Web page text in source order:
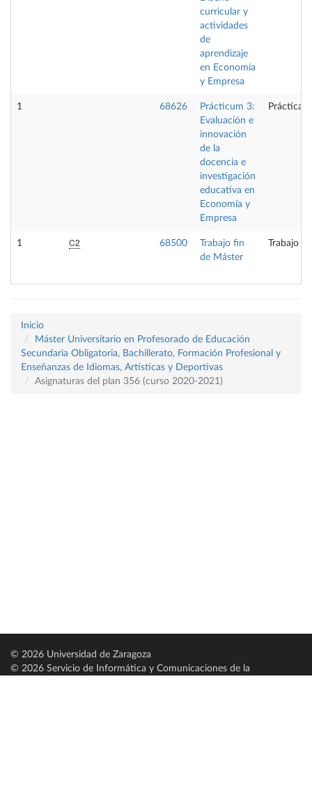
curricular y
actividades
de
aprendizaje
en Economía
y Empresa
1 68626
Prácticum 3:
Evaluación e
innovación
de la
docencia e
investigación
educativa en
Economía y
Empresa
Prácticas
1 C2 68500
Trabajo fin
de Máster
Trabajo
Inicio
Máster Universitario en Profesorado de Educación
Secundaria Obligatoria, Bachillerato, Formación Profesional y
Enseñanzas de Idiomas, Artísticas y Deportivas
Asignaturas del plan 356 (curso 2020-2021)
© 2026 Universidad de Zaragoza
© 2026 Servicio de Informática y Comunicaciones de la